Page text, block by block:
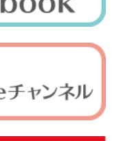
・祝) 志木フィル
奏会
ィオDX
リー×板橋珈琲 名
ラボ